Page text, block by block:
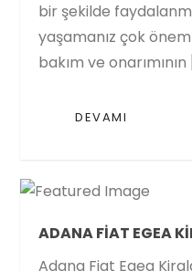
bir şekilde
yaşamanız çok
bakım ve onarımının
DEVAMI
ADANA FIAT EGEA
Adana Fiat Egea